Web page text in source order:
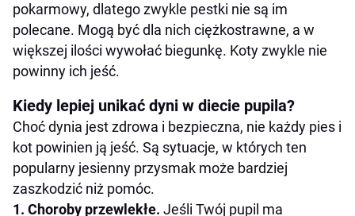
pokarmowy, dlatego zwykle pestki nie są im
polecane. Mogą być dla nich ciężkostrawne, a w
większej ilości wywołać biegunkę. Koty zwykle nie
powinny ich jeść.
Kiedy lepiej unikać dyni w diecie pupila?
Choć dynia jest zdrowa i bezpieczna, nie każdy pies i
kot powinien ją jeść. Są sytuacje, w których ten
popularny jesienny przysmak może bardziej
zaszkodzić niż pomóc.
1. Choroby przewlekłe. Jeśli Twój pupil ma